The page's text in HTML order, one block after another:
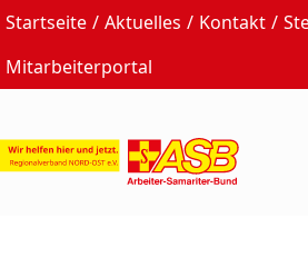
Startseite Aktuelles Kontakt
Mitarbeiterportal